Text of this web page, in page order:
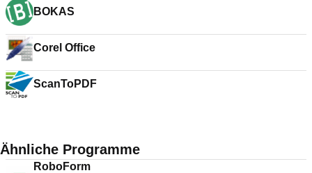
BOKAS
Corel Office
ScanToPDF
Ähnliche Programme
RoboForm